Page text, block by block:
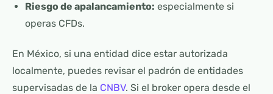
Riesgo de apalancamiento: especialmente si
operas CFDs.
En México, si una entidad dice estar autorizada
localmente, puedes revisar el padrón de entidades
supervisadas de la CNBV. Si el broker opera desde el